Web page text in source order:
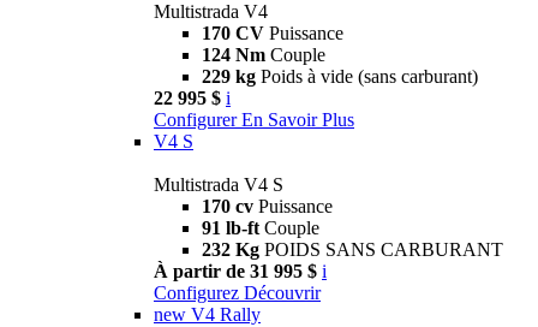
Multistrada V4
170 CV Puissance
124 Nm Couple
229 kg Poids à vide (sans carburant)
22 995 $ i
Configurer En Savoir Plus
V4 S
Multistrada V4 S
170 cv Puissance
91 lb-ft Couple
232 Kg POIDS SANS CARBURANT
À partir de 31 995 $ i
Configurez Découvrir
new V4 Rally